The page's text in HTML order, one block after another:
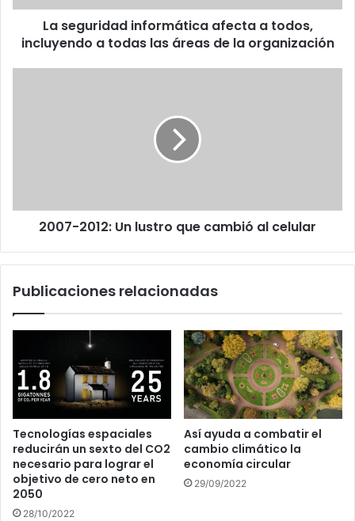
todas
áreas
La seguridad informática afecta a todos,
incluyendo a todas las áreas de la organización
2007-2012: Un lustro que cambió al celular
Publicaciones relacionadas
Tecnologías espaciales
reducirán un sexto del CO2
necesario para lograr el
objetivo de cero neto en
2050
28/10/2022
Así ayuda a combatir el
cambio climático la
economía circular
29/09/2022